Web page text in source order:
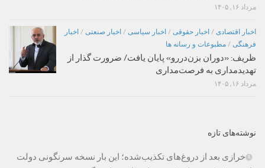
مرداد ۱۶, ۱۴۰۵
اخبار اقتصادی / اخبار حقوقی / اخبار سیاسی / اخبار صنعتی / اخبار
فرهنگی / مطبوعات و رسانه ها
ظریف: «دوران بزن‌دررو» پایان یافت/ ضرورت گذار از
تهدیدمداری به فرصت‌مداری
مرداد ۱۶, ۱۴۰۵
نوشته‌های تازه
خرازی بعد از دروغ‌های تکذیب‌شده؛ این بار نسخه سرنگونی دولت